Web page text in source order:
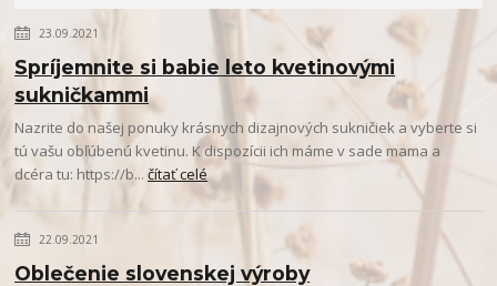
23.09.2021
Spríjemnite si babie leto kvetinovými
sukničkammi
Nazrite do našej ponuky krásnych dizajnových sukničiek a vyberte si
tú vašu obľúbenú kvetinu. K dispozícii ich máme v sade mama a
dcéra tu: https://b...čítať celé
22.09.2021
Oblečenie slovenskej výroby